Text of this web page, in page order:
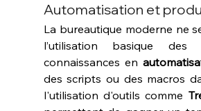
Automatisation et
La bureautique moderne ne
l’utilisation basique des
connaissances en
des scripts ou des macros
l'utilisation d'outils comme